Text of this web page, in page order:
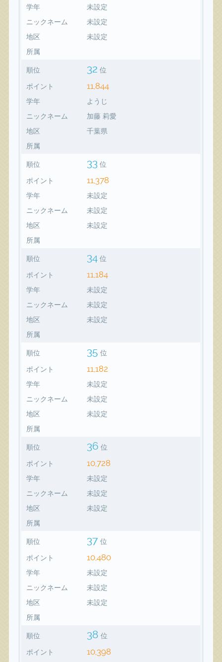
学年
未設定
ニックネーム
未設定
地区
未設定
所属
順位 32 位
ポイント 11,844
学年
ようじ
ニックネーム
加藤 莉愛
地区
千葉県
所属
順位 33 位
ポイント 11,378
学年
未設定
ニックネーム
未設定
地区
未設定
所属
順位 34 位
ポイント 11,184
学年
未設定
ニックネーム
未設定
地区
未設定
所属
順位 35 位
ポイント 11,182
学年
未設定
ニックネーム
未設定
地区
未設定
所属
順位 36 位
ポイント 10,728
学年
未設定
ニックネーム
未設定
地区
未設定
所属
順位 37 位
ポイント 10,480
学年
未設定
ニックネーム
未設定
地区
未設定
所属
順位 38 位
ポイント 10,398